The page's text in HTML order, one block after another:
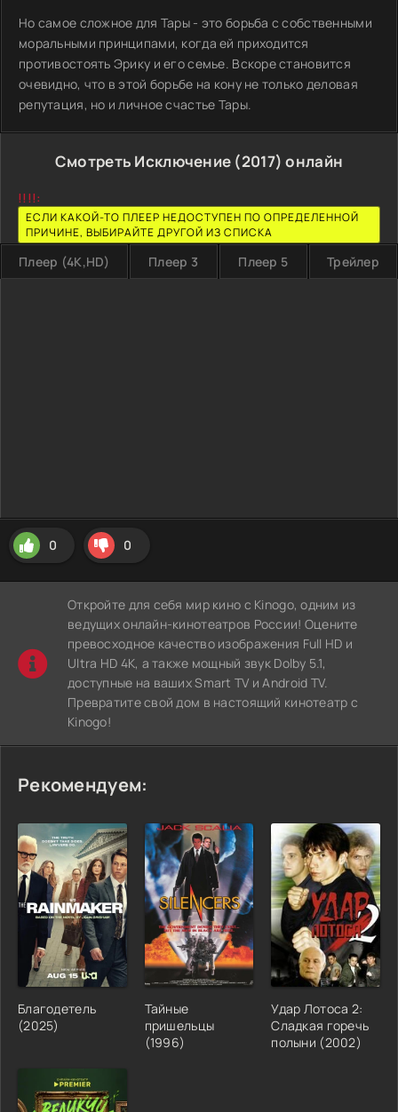
Но самое сложное для Тары - это борьба с собственными
моральными принципами, когда ей приходится
противостоять Эрику и его семье. Вскоре становится
очевидно, что в этой борьбе на кону не только деловая
репутация, но и личное счастье Тары.
Смотреть Исключение (2017) онлайн
!!!!:
ЕСЛИ КАКОЙ-ТО ПЛЕЕР НЕДОСТУПЕН ПО ОПРЕДЕЛЕННОЙ
ПРИЧИНЕ, ВЫБИРАЙТЕ ДРУГОЙ ИЗ СПИСКА
Плеер (4K,HD) Плеер 3 Плеер 5 Трейлер
0 0
Откройте для себя мир кино с Kinogo, одним из
ведущих онлайн-кинотеатров России! Оцените
превосходное качество изображения Full HD и
Ultra HD 4K, а также мощный звук Dolby 5.1,
доступные на ваших Smart TV и Android TV.
Превратите свой дом в настоящий кинотеатр с
Kinogo!
Рекомендуем:
Благодетель
(2025)
Тайные
пришельцы
(1996)
Удар Лотоса 2:
Сладкая горечь
полыни (2002)